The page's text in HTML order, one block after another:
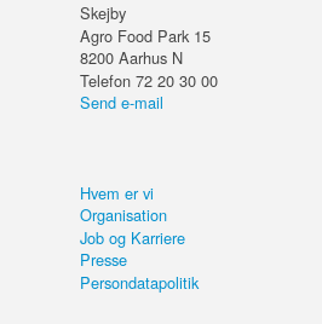
Skejby
Agro Food Park 15
8200 Aarhus N
Telefon 72 20 30 00
Send e-mail
Hvem er vi
Organisation
Job og Karriere
Presse
Persondatapolitik